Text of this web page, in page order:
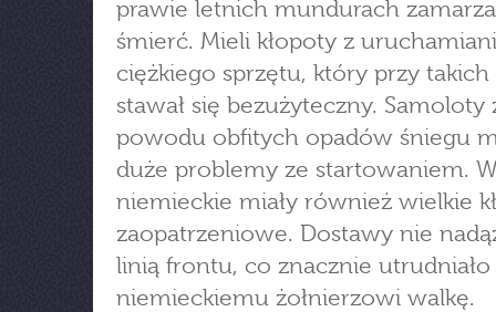
prawie letnich mundurach
śmierć. Mieli kłopoty z
ciężkiego sprzętu, który przy
stawał się bezużyteczny. Samoloty
powodu obfitych opadów śniegu
duże problemy ze startowaniem.
niemieckie miały również wielkie
zaopatrzeniowe. Dostawy nie
linią frontu, co znacznie utrudniało
niemieckiemu żołnierzowi walkę.